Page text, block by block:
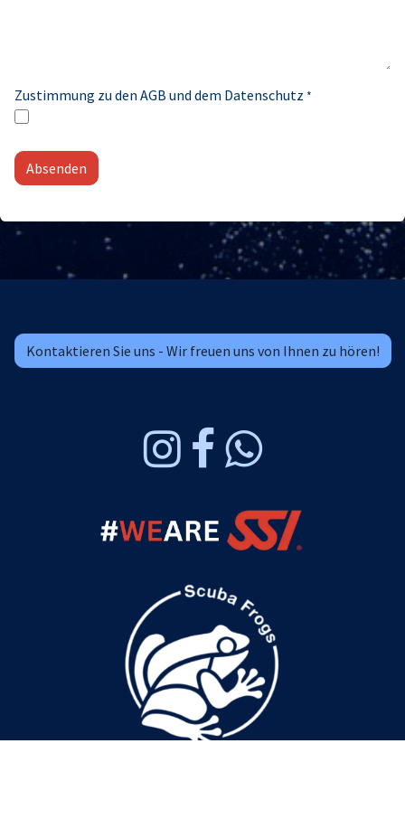
Zustimmung zu den AGB und dem Datenschutz *
Absenden
Kontaktieren Sie uns - Wir freuen uns von Ihnen zu hören!